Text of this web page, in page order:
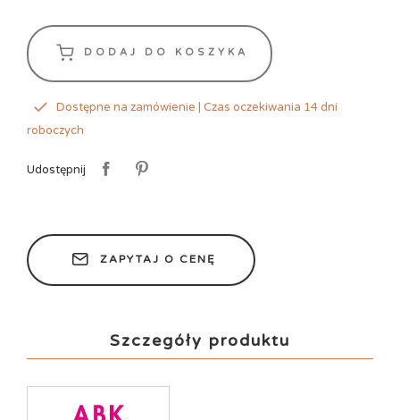
DODAJ DO KOSZYKA
Dostępne na zamówienie | Czas oczekiwania 14 dni
roboczych
Udostępnij
ZAPYTAJ O CENĘ
Szczegóły produktu